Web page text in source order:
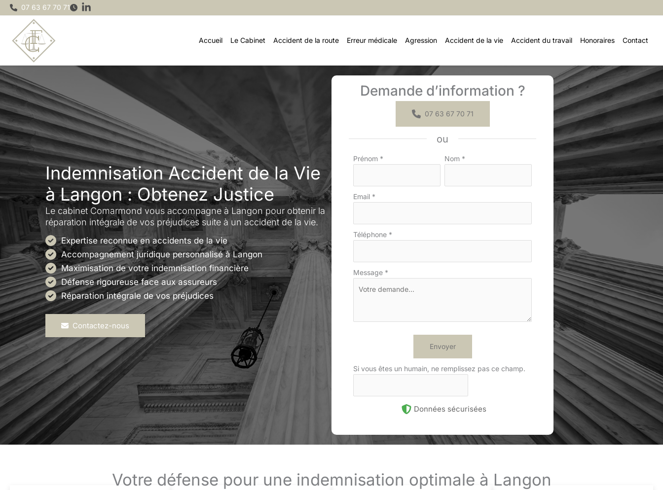
Aller
au
contenu
07 63 67 70 71
Accueil Le Cabinet Accident de la route Erreur médicale Agression Accident de la vie Accident du travail Honoraires Contact
Indemnisation Accident de la Vie
à Langon : Obtenez Justice
Le cabinet Comarmond vous accompagne à Langon pour obtenir la
réparation intégrale de vos préjudices suite à un accident de la vie.
Expertise reconnue en accidents de la vie
Accompagnement juridique personnalisé à Langon
Maximisation de votre indemnisation financière
Défense rigoureuse face aux assureurs
Réparation intégrale de vos préjudices
Contactez-nous
Demande d’information ?
07 63 67 70 71
ou
Formulaire
Prénom * Nom *
Email *
Téléphone *
Message *
Envoyer
Si vous êtes un humain, ne remplissez pas ce champ.
Données sécurisées
Votre défense pour une indemnisation optimale à Langon